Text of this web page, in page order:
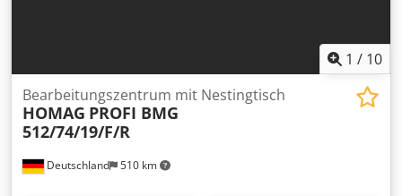
1 / 10
Deutschland 510 km
Bearbeitungszentrum mit Nestingtisch
HOMAG PROFI BMG
512/74/19/F/R